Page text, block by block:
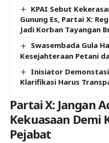
KPAI Sebut
Gunung Es, Partai X:
Jadi Korban Tayangan
Swasembada Gula
Kesejahteraan Petani
Inisiator
Klarifikasi Harus
Partai X: Jangan
Kekuasaan Demi
Pejabat